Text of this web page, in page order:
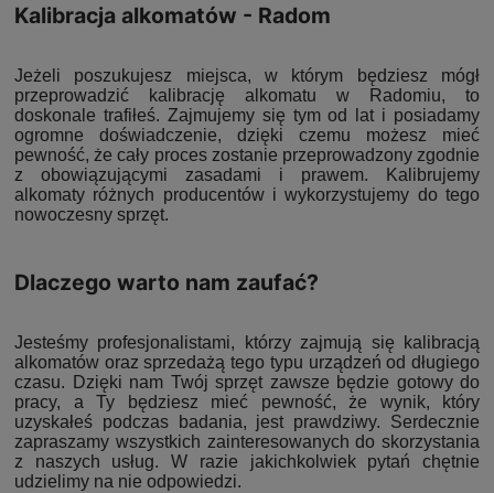
Kalibracja alkomatów - Radom
Jeżeli poszukujesz miejsca, w którym będziesz mógł
przeprowadzić kalibrację alkomatu w Radomiu, to
doskonale trafiłeś. Zajmujemy się tym od lat i posiadamy
ogromne doświadczenie, dzięki czemu możesz mieć
pewność, że cały proces zostanie przeprowadzony zgodnie
z obowiązującymi zasadami i prawem. Kalibrujemy
alkomaty różnych producentów i wykorzystujemy do tego
nowoczesny sprzęt.
Dlaczego warto nam zaufać?
Jesteśmy profesjonalistami, którzy zajmują się kalibracją
alkomatów oraz sprzedażą tego typu urządzeń od długiego
czasu. Dzięki nam Twój sprzęt zawsze będzie gotowy do
pracy, a Ty będziesz mieć pewność, że wynik, który
uzyskałeś podczas badania, jest prawdziwy. Serdecznie
zapraszamy wszystkich zainteresowanych do skorzystania
z naszych usług. W razie jakichkolwiek pytań chętnie
udzielimy na nie odpowiedzi.